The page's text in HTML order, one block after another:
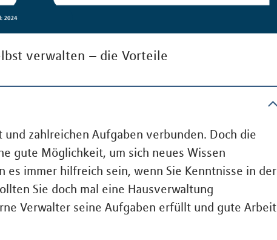
verwalten – die Vorteile
zahlreichen Aufgaben verbunden. Doch die
gute Möglichkeit, um sich neues Wissen
es immer hilfreich sein, wenn Sie Kenntnisse in der
Sie doch mal eine Hausverwaltung
Verwalter seine Aufgaben erfüllt und gute Arbeit